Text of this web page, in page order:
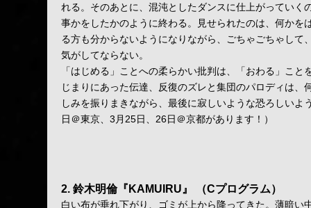
れる。そのあとに、混沌としたダンスに仕上がってい
事かをしたかのように終わる。見せられたのは、何か
る方も分からないようになりながら、ごちゃごちゃし
気がしてならない。
「はじめる」ことへの柔らかい批判は、「おわる」こ
じまりにあった伝達、反復のズレと集団のパロディは
しみを振りまきながら、最後に寂しいような恐ろしい
日＠東京、3月25日、26日＠京都があります！）
2. 鈴木明倫『KAMUIRU』 （Cプログラム）
白い布が垂れ下がり、ゴミが上から降ってきた。薄暗